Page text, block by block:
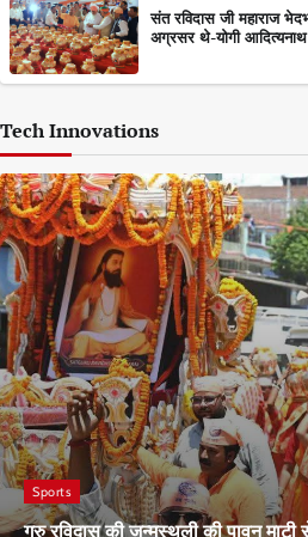
संत रविदास जी महाराज
अग्रसर थे-योगी आदित्यनाथ
Tech Innovations
Sports
गुरु रविदास की जन्मस्थली की पावन